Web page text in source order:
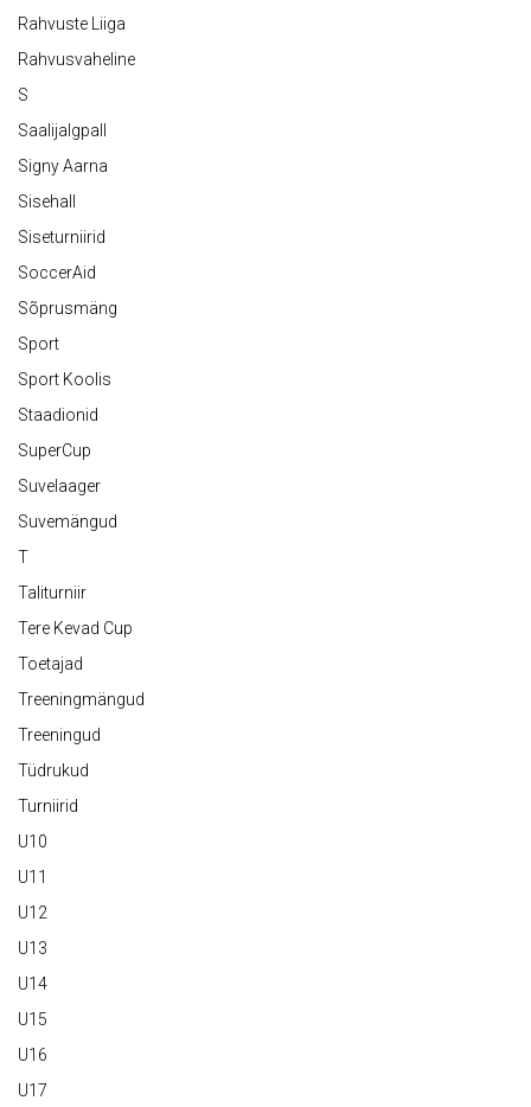
Rahvuste Liiga
Rahvusvaheline
S
Saalijalgpall
Signy Aarna
Sisehall
Siseturniirid
SoccerAid
Sõprusmäng
Sport
Sport Koolis
Staadionid
SuperCup
Suvelaager
Suvemängud
T
Taliturniir
Tere Kevad Cup
Toetajad
Treeningmängud
Treeningud
Tüdrukud
Turniirid
U10
U11
U12
U13
U14
U15
U16
U17